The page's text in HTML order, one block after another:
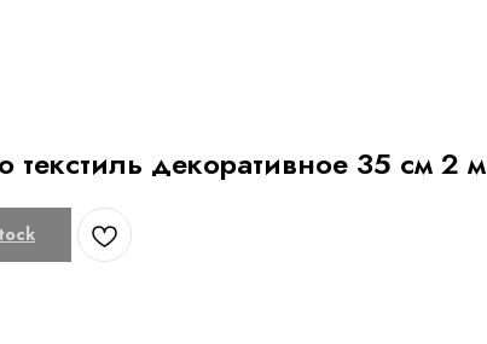
текстиль декоративное 35 см 2 м